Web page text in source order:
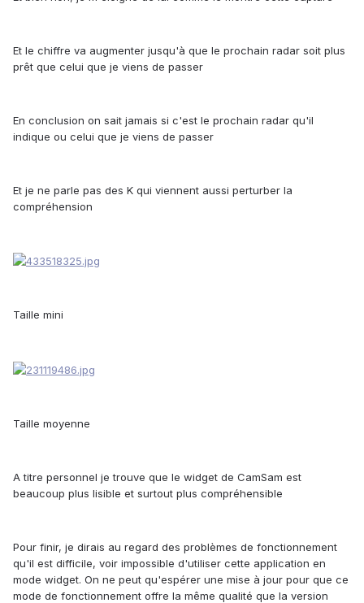
Et le chiffre va augmenter jusqu'à que le prochain radar soit plus
prêt que celui que je viens de passer
En conclusion on sait jamais si c'est le prochain radar qu'il
indique ou celui que je viens de passer
Et je ne parle pas des K qui viennent aussi perturber la
compréhension
Taille mini
Taille moyenne
A titre personnel je trouve que le widget de CamSam est
beaucoup plus lisible et surtout plus compréhensible
Pour finir, je dirais au regard des problèmes de fonctionnement
qu'il est difficile, voir impossible d'utiliser cette application en
mode widget. On ne peut qu'espérer une mise à jour pour que ce
mode de fonctionnement offre la même qualité que la version